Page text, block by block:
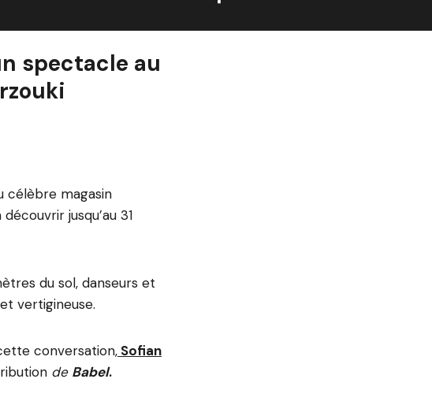
spectacle au
célèbre magasin
découvrir jusqu’au 31
du sol, danseurs et
vertigineuse.
conversation, Sofian
de Babel.